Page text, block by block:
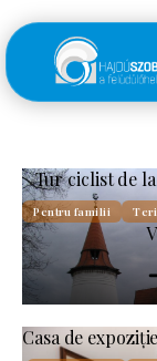
Tur ciclist de
Pentru familii
Casa de